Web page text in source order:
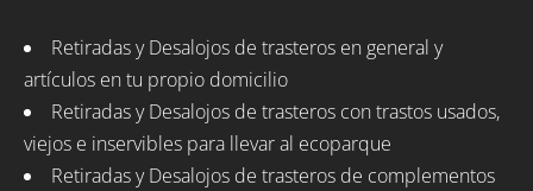
Retiradas y Desalojos de trasteros en general y
artículos en tu propio domicilio
Retiradas y Desalojos de trasteros con trastos usados,
viejos e inservibles para llevar al ecoparque
Retiradas y Desalojos de trasteros de complementos